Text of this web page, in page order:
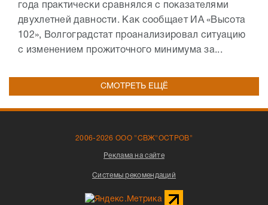
года практически сравнялся с показателями
двухлетней давности. Как сообщает ИА «Высота
102», Волгоградстат проанализировал ситуацию
с изменением прожиточного минимума за...
СМОТРЕТЬ ЕЩЁ
2006-2026 ООО "СВЖ"ОСТРОВ"
Реклама на сайте
Системы рекомендаций